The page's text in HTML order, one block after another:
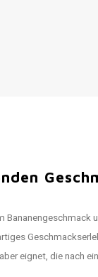
eignet, die nach